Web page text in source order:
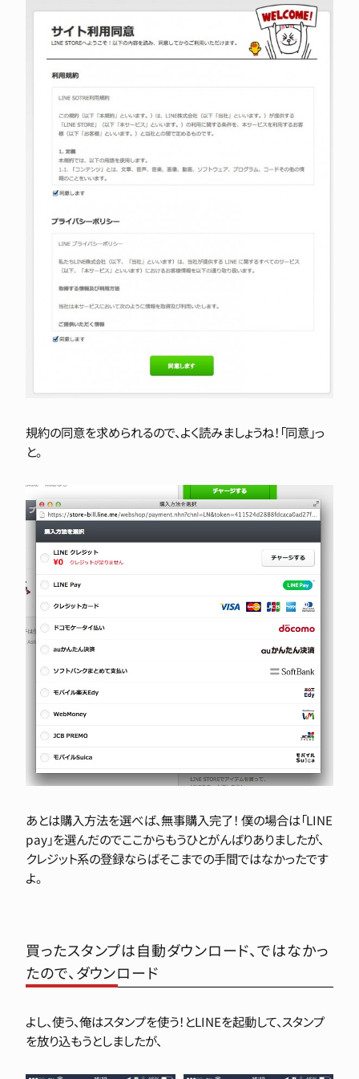
規約の同意を求められるので、よく読みましょうね！「同意」っ
と。
あとは購入方法を選べば、無事購入完了！ 僕の場合は「LINE
pay」を選んだのでここからもうひとがんばりありましたが、
クレジット系の登録ならばそこまでの手間ではなかったです
よ。
買ったスタンプは自動ダウンロード、ではなかっ
たので、ダウンロード
よし、使う、俺はスタンプを使う！とLINEを起動して、スタンプ
を放り込もうとしましたが、